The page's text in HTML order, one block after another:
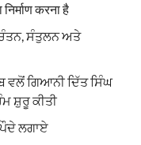
करना है
ਸੰਤੁਲਨ ਅਤੇ
ਵਲੋਂ ਗਿਆਨੀ ਦਿੱਤ ਸਿੰਘ
ਸ਼ੁਰੂ ਕੀਤੀ
ਲਗਾਏ